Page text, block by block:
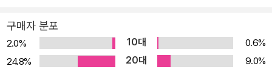
구매자 분포
2.0% 10대
0.6%
24.8%
20대
9.0%